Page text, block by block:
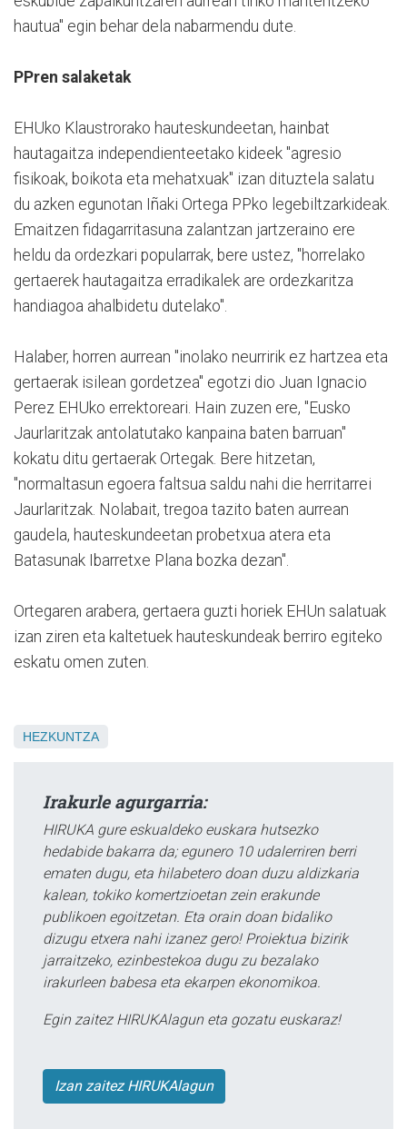
hautua" egin behar dela nabarmendu dute.
PPren salaketak
EHUko Klaustrorako hauteskundeetan, hainbat
hautagaitza independienteetako kideek "agresio
fisikoak, boikota eta mehatxuak" izan dituztela salatu
du azken egunotan Iñaki Ortega PPko legebiltzarkideak.
Emaitzen fidagarritasuna zalantzan jartzeraino ere
heldu da ordezkari popularrak, bere ustez, "horrelako
gertaerek hautagaitza erradikalek are ordezkaritza
handiagoa ahalbidetu dutelako".
Halaber, horren aurrean "inolako neurririk ez hartzea eta
gertaerak isilean gordetzea" egotzi dio Juan Ignacio
Perez EHUko errektoreari. Hain zuzen ere, "Eusko
Jaurlaritzak antolatutako kanpaina baten barruan"
kokatu ditu gertaerak Ortegak. Bere hitzetan,
"normaltasun egoera faltsua saldu nahi die herritarrei
Jaurlaritzak. Nolabait, tregoa tazito baten aurrean
gaudela, hauteskundeetan probetxua atera eta
Batasunak Ibarretxe Plana bozka dezan".
Ortegaren arabera, gertaera guzti horiek EHUn salatuak
izan ziren eta kaltetuek hauteskundeak berriro egiteko
eskatu omen zuten.
HEZKUNTZA
Irakurle agurgarria:
HIRUKA gure eskualdeko euskara hutsezko
hedabide bakarra da; egunero 10 udalerriren berri
ematen dugu, eta hilabetero doan duzu aldizkaria
kalean, tokiko komertzioetan zein erakunde
publikoen egoitzetan. Eta orain doan bidaliko
dizugu etxera nahi izanez gero! Proiektua bizirik
jarraitzeko, ezinbestekoa dugu zu bezalako
irakurleen babesa eta ekarpen ekonomikoa.
Egin zaitez HIRUKAlagun eta gozatu euskaraz!
Izan zaitez HIRUKAlagun